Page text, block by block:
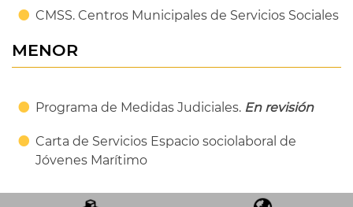
CMSS. Centros Municipales de Servicios Sociales
MENOR
Programa de Medidas Judiciales. En revisión
Carta de Servicios Espacio sociolaboral de
Jóvenes Marítimo